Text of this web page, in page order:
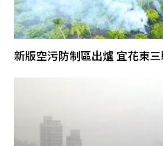
新版空污防制區出爐 宜花東